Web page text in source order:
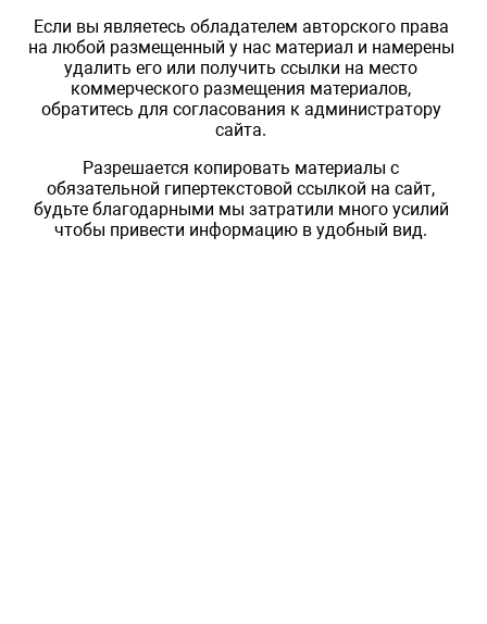
Если вы являетесь обладателем авторского права
на любой размещенный у нас материал и намерены
удалить его или получить ссылки на место
коммерческого размещения материалов,
обратитесь для согласования к администратору
сайта.
Разрешается копировать материалы с
обязательной гипертекстовой ссылкой на сайт,
будьте благодарными мы затратили много усилий
чтобы привести информацию в удобный вид.